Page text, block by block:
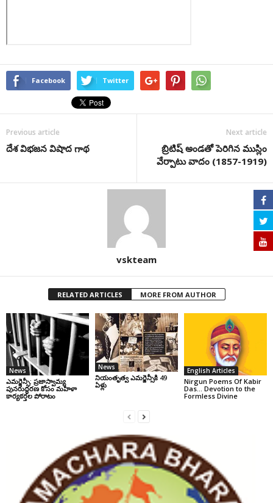
Facebook Twitter
Previous article
దేశ విభజన విషాద గాథ
Next article
బ్రిటిష్ అండతో పెరిగిన ముస్లిం
వేర్పాటు వాదం (1857-1919)
vskteam
RELATED ARTICLES MORE FROM AUTHOR
News
ఎమర్జెన్సీ: ప్రజాస్వామ్య
పునరుద్ధరణ కోసం మహిళా
కార్యకర్తల పోరాటం
News
నియంతృత్వ ఎమర్జెన్సీకి 49
ఏళ్లు
English Articles
Nirgun Poems Of Kabir
Das… Devotion to the
Formless Divine